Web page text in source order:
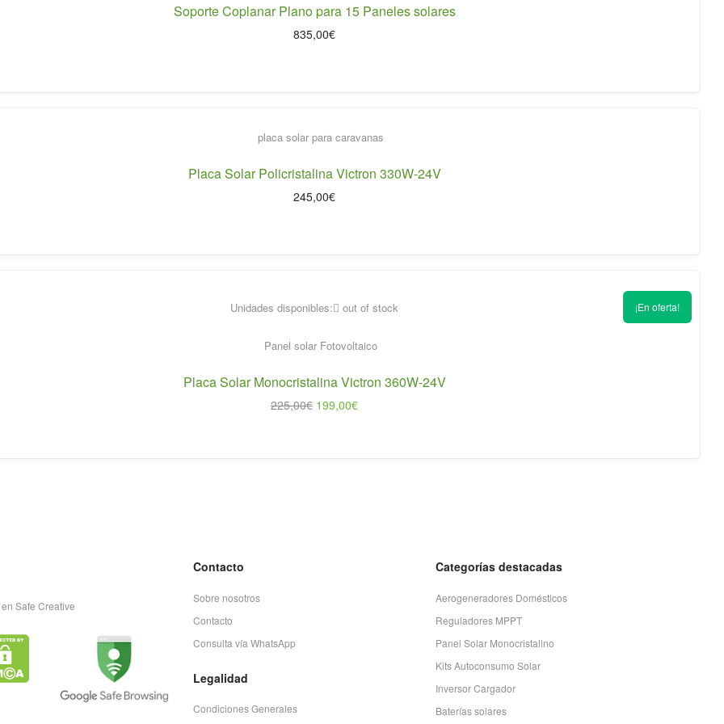
Soporte Coplanar Plano para 15 Paneles solares
835,00€
Placa Solar Policristalina Victron 330W-24V
245,00€
¡En oferta!
Unidades disponibles: out of stock
Placa Solar Monocristalina Victron 360W-24V
225,00€ El
199,00€El
Safe Creative
Contacto
Sobre nosotros
Contacto
Consulta vía WhatsApp
Legalidad
Condiciones Generales
Categorías destacadas
Aerogeneradores Domésticos
Reguladores MPPT
Panel Solar Monocristalino
Kits Autoconsumo Solar
Inversor Cargador
Baterías solares